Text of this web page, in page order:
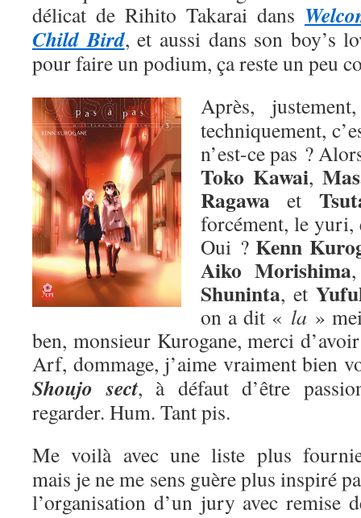
délicat de Rihito Takarai dans
Child Bird, et aussi dans son boy’s
pour faire un podium, ça reste un peu
Après,
techniquement,
n’est-ce pas ?
Toko Kawai,
Ragawa et
forcément, le yuri,
Oui ?Kenn
Aiko Morishima
Shuninta, et
on a dit « la »
ben, monsieur Kurogane, merci
Arf, dommage, j’aime vraiment bien
Shoujo sect, à défaut d’être
regarder. Hum. Tant pis.
Me voilà avec une liste plus
mais je ne me sens guère plus inspiré
l’organisation d’un jury avec remise